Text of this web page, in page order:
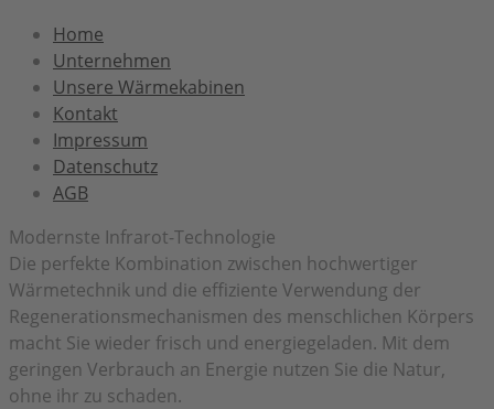
Home
Unternehmen
Unsere Wärmekabinen
Kontakt
Impressum
Datenschutz
AGB
Modernste Infrarot-Technologie
Die perfekte Kombination zwischen hochwertiger
Wärmetechnik und die effiziente Verwendung der
Regenerationsmechanismen des menschlichen Körpers
macht Sie wieder frisch und energiegeladen. Mit dem
geringen Verbrauch an Energie nutzen Sie die Natur,
ohne ihr zu schaden.